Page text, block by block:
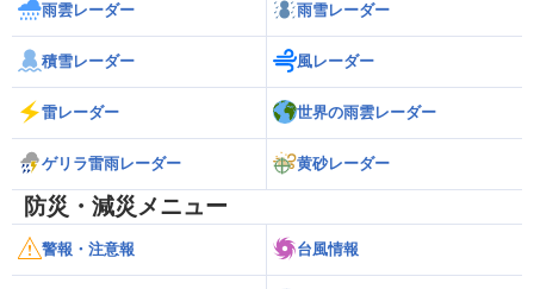
雨雲レーダー 雨雪レーダー
積雪レーダー 風レーダー
雷レーダー 世界の雨雲レーダー
ゲリラ雷雨レーダー 黄砂レーダー
防災・減災メニュー
警報・注意報 台風情報